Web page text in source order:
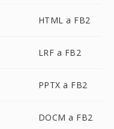
HTML a FB2
LRF a FB2
PPTX a FB2
DOCM a FB2